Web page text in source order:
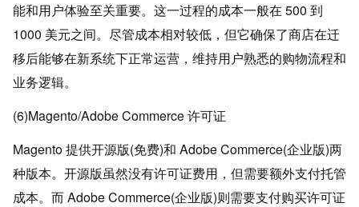
能和用户体验至关重要。这一过程的成本一般在 500 到
1000 美元之间。尽管成本相对较低，但它确保了商店在迁
移后能够在新系统下正常运营，维持用户熟悉的购物流程和
业务逻辑。
(6)Magento/Adobe Commerce 许可证
Magento 提供开源版(免费)和 Adobe Commerce(企业版)两
种版本。开源版虽然没有许可证费用，但需要额外支付托管
成本。而 Adobe Commerce(企业版)则需要支付购买许可证